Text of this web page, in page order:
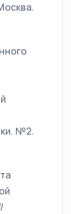
№2.